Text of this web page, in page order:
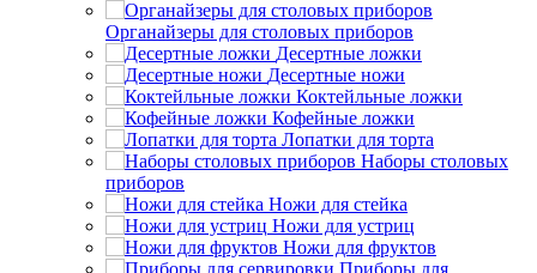
Органайзеры для столовых приборов
Десертные ложки
Десертные ножи
Коктейльные ложки
Кофейные ложки
Лопатки для торта
Наборы столовых
приборов
Ножи для стейка
Ножи для устриц
Ножи для фруктов
Приборы для